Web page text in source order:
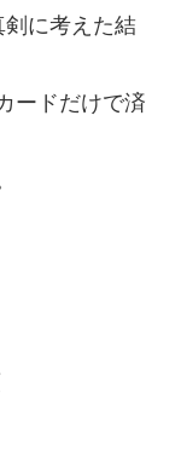
に考えた結
ードだけで済